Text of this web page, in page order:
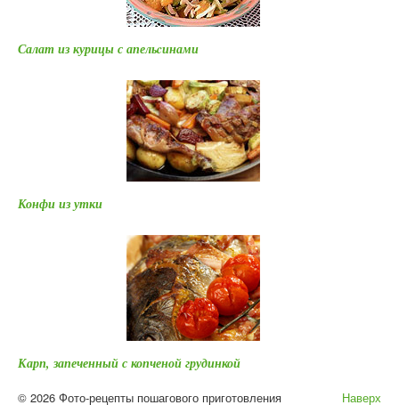
Салат из курицы с апельcинами
Конфи из утки
Карп, запеченный с копченой грудинкой
Наверх
© 2026 Фото-рецепты пошагового приготовления